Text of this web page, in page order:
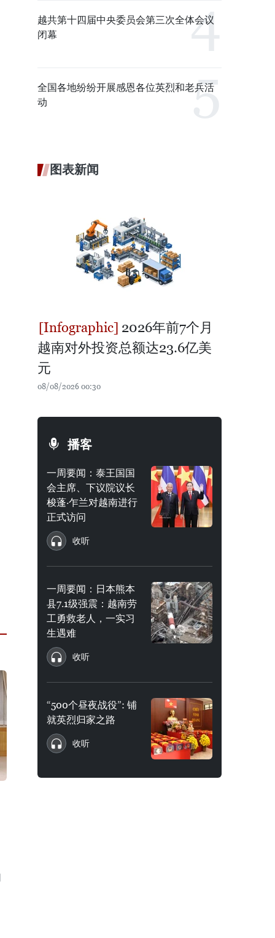
越共第十四届中央委员会第三次全体会议
闭幕
全国各地纷纷开展感恩各位英烈和老兵活
动
图表新闻
2026年前7个月
越南对外投资总额达23.6亿美
元
08/08/2026 00:30
播客
一周要闻：泰王国国
会主席、下议院议长
梭蓬·乍兰对越南进行
正式访问
收听
一周要闻：日本熊本
县7.1级强震：越南劳
工勇救老人，一实习
生遇难
收听
“500个昼夜战役”: 铺
就英烈归家之路
收听